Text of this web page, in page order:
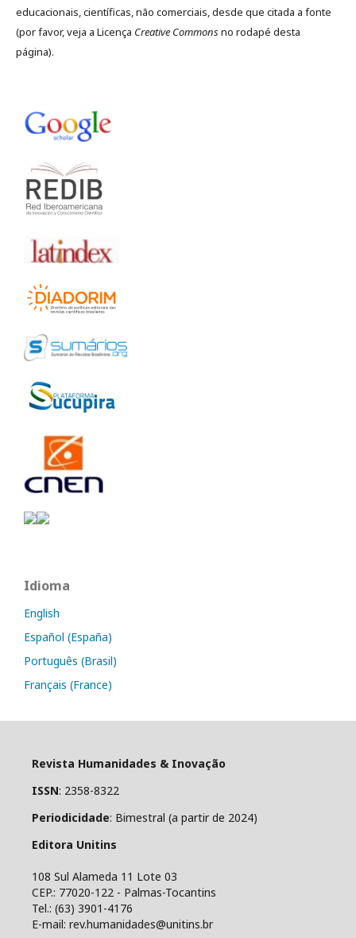
educacionais, científicas, não comerciais, desde que citada a fonte
(por favor, veja a Licença Creative Commonsno rodapé desta
página).
Idioma
English
Español (España)
Português (Brasil)
Français (France)
Revista Humanidades & Inovação
ISSN: 2358-8322
Periodicidade: Bimestral (a partir de 2024)
Editora Unitins
108 Sul Alameda 11 Lote 03
CEP.: 77020-122 - Palmas-Tocantins
Tel.: (63) 3901-4176
E-mail: rev.humanidades@unitins.br